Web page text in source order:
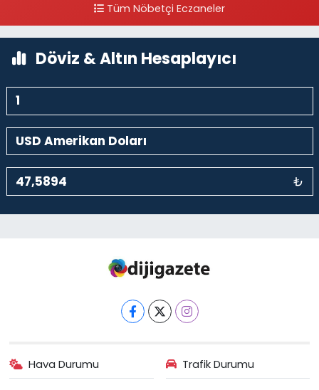
Tüm Nöbetçi Eczaneler
Döviz & Altın Hesaplayıcı
₺
Hava Durumu Trafik Durumu